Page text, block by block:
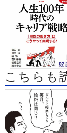
こちらも